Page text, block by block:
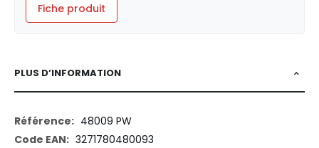
Fiche produit
PLUS D’INFORMATION
Plus
d’information
48009 PW
3271780480093